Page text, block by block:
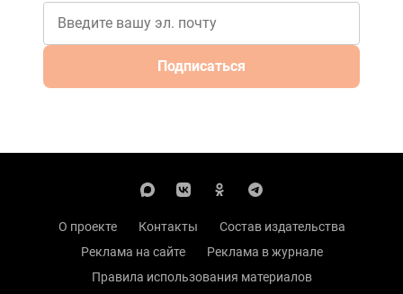
Подписаться
О проекте Контакты
Состав издательства
Реклама на сайте
Реклама в журнале
Правила использования материалов